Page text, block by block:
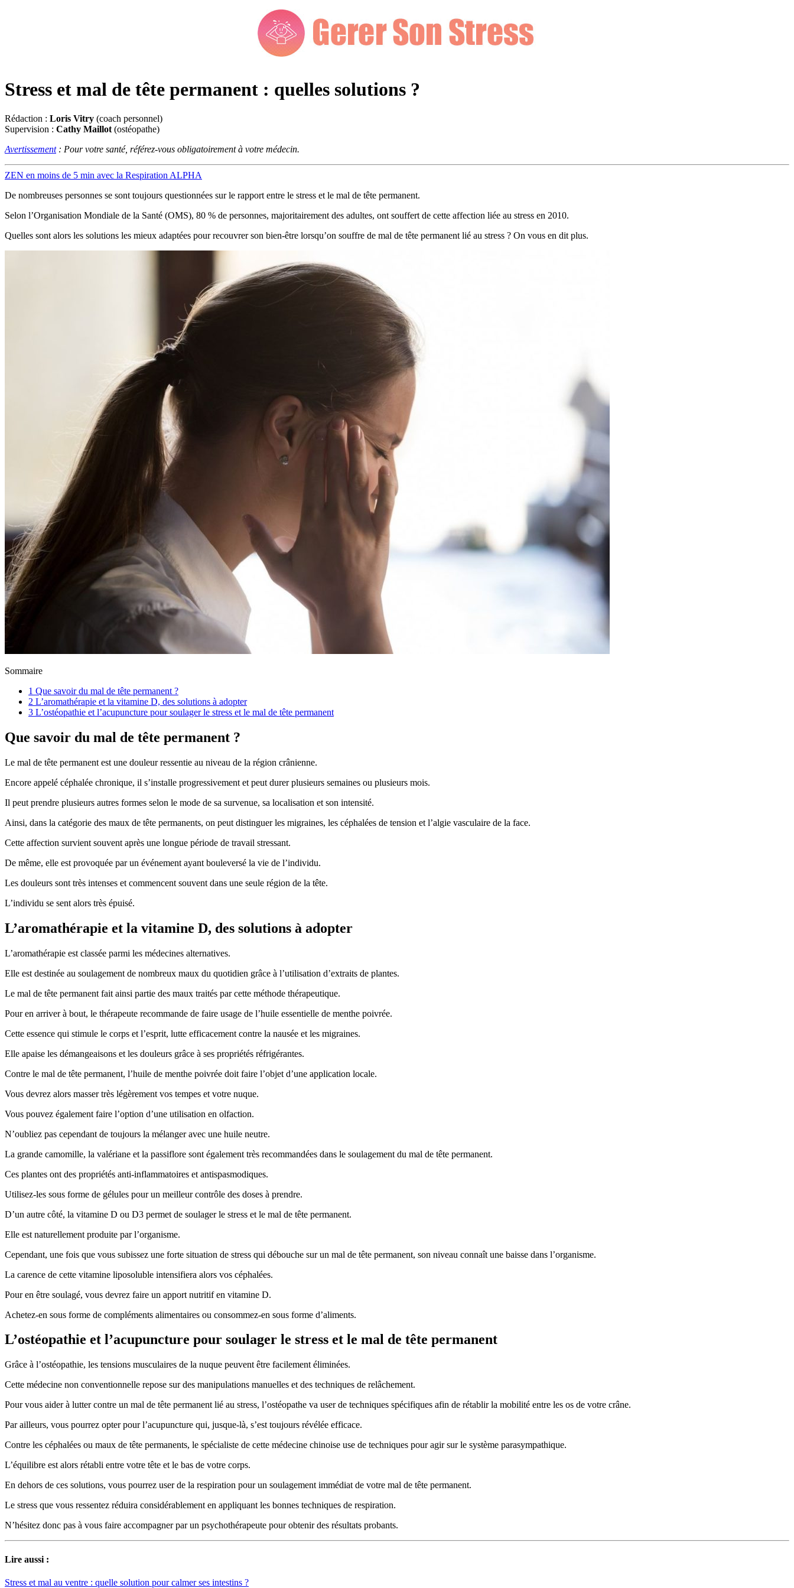
Stress et mal de tête permanent : quelles solutions ?
Rédaction : Loris Vitry (coach personnel)
Supervision : Cathy Maillot (ostéopathe)
Avertissement: Pour votre santé, référez-vous obligatoirement à votre médecin.
ZEN en moins de 5 min avec la Respiration ALPHA
De nombreuses personnes se sont toujours questionnées sur le rapport entre le stress et le mal de tête permanent.
Selon l’Organisation Mondiale de la Santé (OMS), 80 % de personnes, majoritairement des adultes, ont souffert de cette affection liée au stress en 2010.
Quelles sont alors les solutions les mieux adaptées pour recouvrer son bien-être lorsqu’on souffre de mal de tête permanent lié au stress ? On vous en dit plus.
Sommaire
1 Que savoir du mal de tête permanent ?
2 L’aromathérapie et la vitamine D, des solutions à adopter
3 L’ostéopathie et l’acupuncture pour soulager le stress et le mal de tête permanent
Que savoir du mal de tête permanent ?
Le mal de tête permanent est une douleur ressentie au niveau de la région crânienne.
Encore appelé céphalée chronique, il s’installe progressivement et peut durer plusieurs semaines ou plusieurs mois.
Il peut prendre plusieurs autres formes selon le mode de sa survenue, sa localisation et son intensité.
Ainsi, dans la catégorie des maux de tête permanents, on peut distinguer les migraines, les céphalées de tension et l’algie vasculaire de la face.
Cette affection survient souvent après une longue période de travail stressant.
De même, elle est provoquée par un événement ayant bouleversé la vie de l’individu.
Les douleurs sont très intenses et commencent souvent dans une seule région de la tête.
L’individu se sent alors très épuisé.
L’aromathérapie et la vitamine D, des solutions à adopter
L’aromathérapie est classée parmi les médecines alternatives.
Elle est destinée au soulagement de nombreux maux du quotidien grâce à l’utilisation d’extraits de plantes.
Le mal de tête permanent fait ainsi partie des maux traités par cette méthode thérapeutique.
Pour en arriver à bout, le thérapeute recommande de faire usage de l’huile essentielle de menthe poivrée.
Cette essence qui stimule le corps et l’esprit, lutte efficacement contre la nausée et les migraines.
Elle apaise les démangeaisons et les douleurs grâce à ses propriétés réfrigérantes.
Contre le mal de tête permanent, l’huile de menthe poivrée doit faire l’objet d’une application locale.
Vous devrez alors masser très légèrement vos tempes et votre nuque.
Vous pouvez également faire l’option d’une utilisation en olfaction.
N’oubliez pas cependant de toujours la mélanger avec une huile neutre.
La grande camomille, la valériane et la passiflore sont également très recommandées dans le soulagement du mal de tête permanent.
Ces plantes ont des propriétés anti-inflammatoires et antispasmodiques.
Utilisez-les sous forme de gélules pour un meilleur contrôle des doses à prendre.
D’un autre côté, la vitamine D ou D3 permet de soulager le stress et le mal de tête permanent.
Elle est naturellement produite par l’organisme.
Cependant, une fois que vous subissez une forte situation de stress qui débouche sur un mal de tête permanent, son niveau connaît une baisse dans l’organisme.
La carence de cette vitamine liposoluble intensifiera alors vos céphalées.
Pour en être soulagé, vous devrez faire un apport nutritif en vitamine D.
Achetez-en sous forme de compléments alimentaires ou consommez-en sous forme d’aliments.
L’ostéopathie et l’acupuncture pour soulager le stress et le mal de tête permanent
Grâce à l’ostéopathie, les tensions musculaires de la nuque peuvent être facilement éliminées.
Cette médecine non conventionnelle repose sur des manipulations manuelles et des techniques de relâchement.
Pour vous aider à lutter contre un mal de tête permanent lié au stress, l’ostéopathe va user de techniques spécifiques afin de rétablir la mobilité entre les os de votre crâne.
Par ailleurs, vous pourrez opter pour l’acupuncture qui, jusque-là, s’est toujours révélée efficace.
Contre les céphalées ou maux de tête permanents, le spécialiste de cette médecine chinoise use de techniques pour agir sur le système parasympathique.
L’équilibre est alors rétabli entre votre tête et le bas de votre corps.
En dehors de ces solutions, vous pourrez user de la respiration pour un soulagement immédiat de votre mal de tête permanent.
Le stress que vous ressentez réduira considérablement en appliquant les bonnes techniques de respiration.
N’hésitez donc pas à vous faire accompagner par un psychothérapeute pour obtenir des résultats probants.
Lire aussi :
Stress et mal au ventre : quelle solution pour calmer ses intestins ?